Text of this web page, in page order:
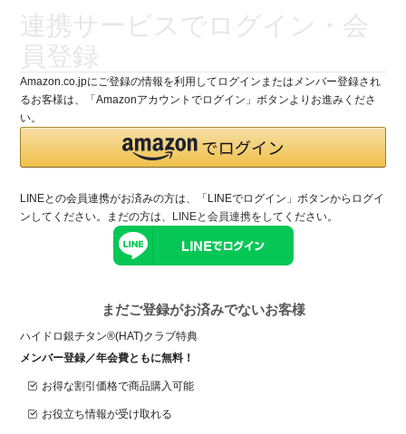
連携サービスでログイン・会
員登録
Amazon.co.jpにご登録の情報を利用してログインまたはメンバー登録され
るお客様は、「Amazonアカウントでログイン」ボタンよりお進みくださ
い。
LINEとの会員連携がお済みの方は、「LINEでログイン」ボタンからログイ
ンしてください。まだの方は、 LINEと会員連携をしてください。
まだご登録がお済みでないお客様
ハイドロ銀チタン®(HAT)クラブ特典
メンバー登録／年会費ともに無料！
お得な割引価格で商品購入可能
お役立ち情報が受け取れる